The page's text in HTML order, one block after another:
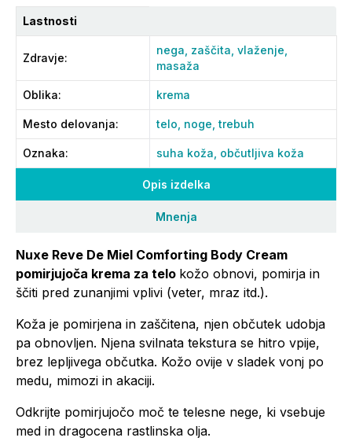
Opis izdelka
Mnenja
Nuxe Reve De Miel Comforting Body Cream
pomirjujoča krema za telo kožo obnovi, pomirja in
ščiti pred zunanjimi vplivi (veter, mraz itd.).
Koža je pomirjena in zaščitena, njen občutek udobja
pa obnovljen. Njena svilnata tekstura se hitro vpije,
brez lepljivega občutka. Kožo ovije v sladek vonj po
medu, mimozi in akaciji.
Odkrijte pomirjujočo moč te telesne nege, ki vsebuje
med in dragocena rastlinska olja.
Lastnosti
Zdravje:
nega, zaščita, vlaženje,
masaža
Oblika: krema
Mesto delovanja: telo, noge,trebuh
Oznaka: suha koža, občutljiva koža